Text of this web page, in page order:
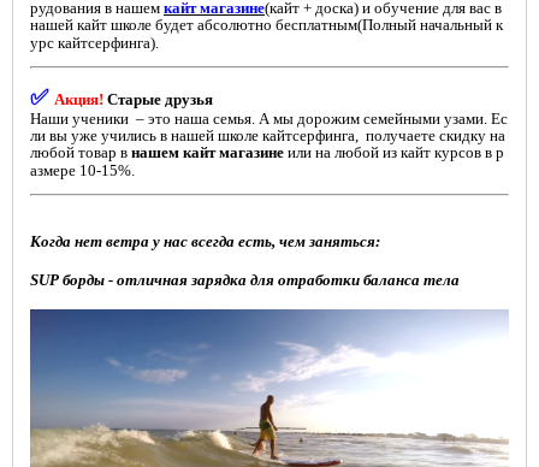
рудования в нашем кайт магазине(кайт + доска) и обучение для вас в
нашей кайт школе будет абсолютно бесплатным(Полный начальный к
урс кайтсерфинга).
✅ Акция! Старые друзья
Наши ученики – это наша семья. А мы дорожим семейными узами. Ес
ли вы уже учились в нашей школе кайтсерфинга, получаете скидку на
любой товар в нашем кайт магазине или на любой из кайт курсов в р
азмере 10-15%.
Когда нет ветра у нас всегда есть, чем заняться:
SUP борды - отличная зарядка для отработки баланса тела